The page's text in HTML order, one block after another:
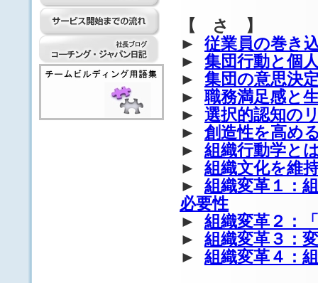
【 さ 】
► 従業員の巻き
► 集団行動と個
► 集団の意思決
► 職務満足感と
► 選択的認知の
► 創造性を高め
► 組織行動学と
► 組織文化を維
► 組織変革１：
必要性
► 組織変革２：
► 組織変革３：
► 組織変革４：